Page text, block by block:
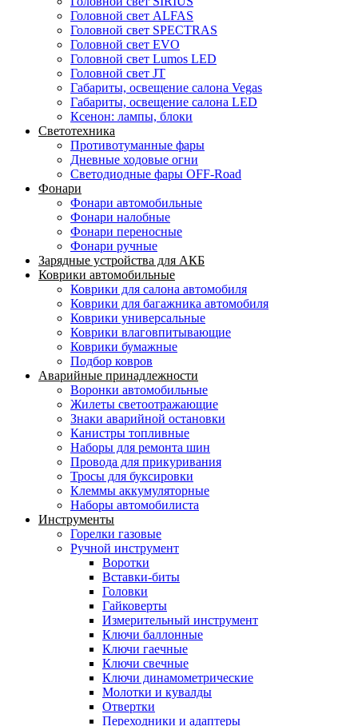
Головной свет ALFAS
Головной свет SPECTRAS
Головной свет EVO
Головной свет Lumos LED
Головной свет JT
Габариты, освещение салона Vegas
Габариты, освещение салона LED
Ксенон: лампы, блоки
Светотехника
Противотуманные фары
Дневные ходовые огни
Светодиодные фары OFF-Road
Фонари
Фонари автомобильные
Фонари налобные
Фонари переносные
Фонари ручные
Зарядные устройства для АКБ
Коврики автомобильные
Коврики для салона автомобиля
Коврики для багажника автомобиля
Коврики универсальные
Коврики влаговпитывающие
Коврики бумажные
Подбор ковров
Аварийные принадлежности
Воронки автомобильные
Жилеты светоотражающие
Знаки аварийной остановки
Канистры топливные
Наборы для ремонта шин
Провода для прикуривания
Тросы для буксировки
Клеммы аккумуляторные
Наборы автомобилиста
Инструменты
Горелки газовые
Ручной инструмент
Воротки
Вставки-биты
Головки
Гайковерты
Измерительный инструмент
Ключи баллонные
Ключи гаечные
Ключи свечные
Ключи динамометрические
Молотки и кувалды
Отвертки
Переходники и адаптеры